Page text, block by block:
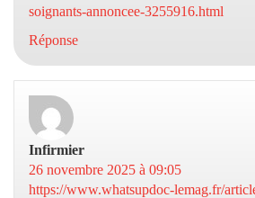
soignants-annoncee-3255916.html
Réponse
Infirmier
26 novembre 2025 à 09:05
https://www.whatsupdoc-lemag.fr/